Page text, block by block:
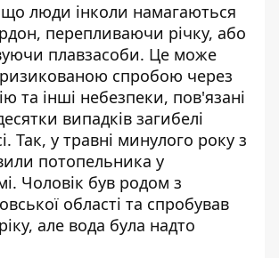
люди інколи намагаються
перепливаючи річку, або
плавзасоби. Це може
спробою через
та інші небезпеки, пов'язані
випадків загибелі
Так, у травні минулого року з
потопельника у
Чоловік був родом з
області та спробував
але вода була надто